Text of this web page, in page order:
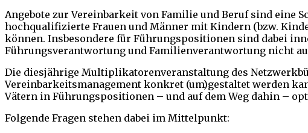
Angebote zur Vereinbarkeit von Familie und Beruf sind eine
hochqualifizierte Frauen und Männer mit Kindern (bzw.
können. Insbesondere für Führungspositionen sind dabei
Führungsverantwortung und Familienverantwortung nicht
Die diesjährige Multiplikatorenveranstaltung des
Vereinbarkeitsmanagement konkret (um)gestaltet werden
Vätern in Führungspositionen – und auf dem Weg dahin –
Folgende Fragen stehen dabei im Mittelpunkt: